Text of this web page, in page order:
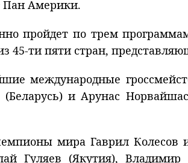
Пан Америки.
пройдет по трем
45-ти пяти стран,
международные
(Беларусь) и Арунас
мира Гаврил
Гуляев (Якутия), Владимир